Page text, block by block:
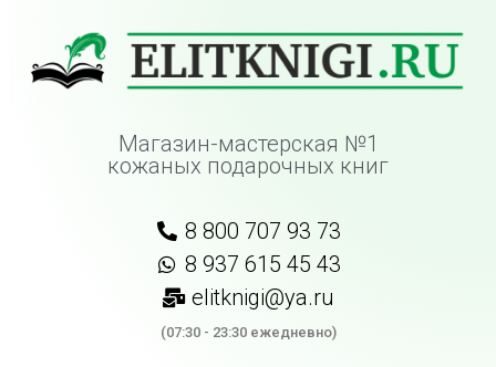
Магазин-мастерская №1
кожаных подарочных книг
8 800 707 93 73
8 937 615 45 43
elitknigi@ya.ru
(07:30 - 23:30 ежедневно)